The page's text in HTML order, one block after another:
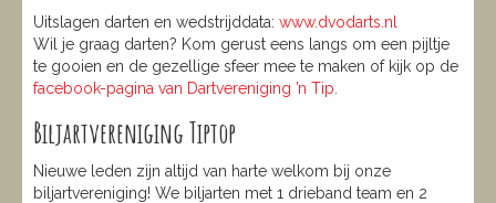
Uitslagen darten en wedstrijddata: www.dvodarts.nl
Wil je graag darten? Kom gerust eens langs om een pijltje
te gooien en de gezellige sfeer mee te maken of kijk op de
facebook-pagina van Dartvereniging ’n Tip.
Biljartvereniging Tiptop
Nieuwe leden zijn altijd van harte welkom bij onze
biljartvereniging! We biljarten met 1 drieband team en 2